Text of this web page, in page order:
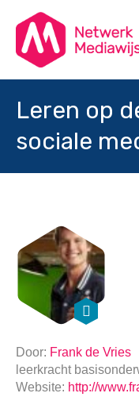
Leren op
sociale
Door: Frank de Vries
leerkracht
Website: http://